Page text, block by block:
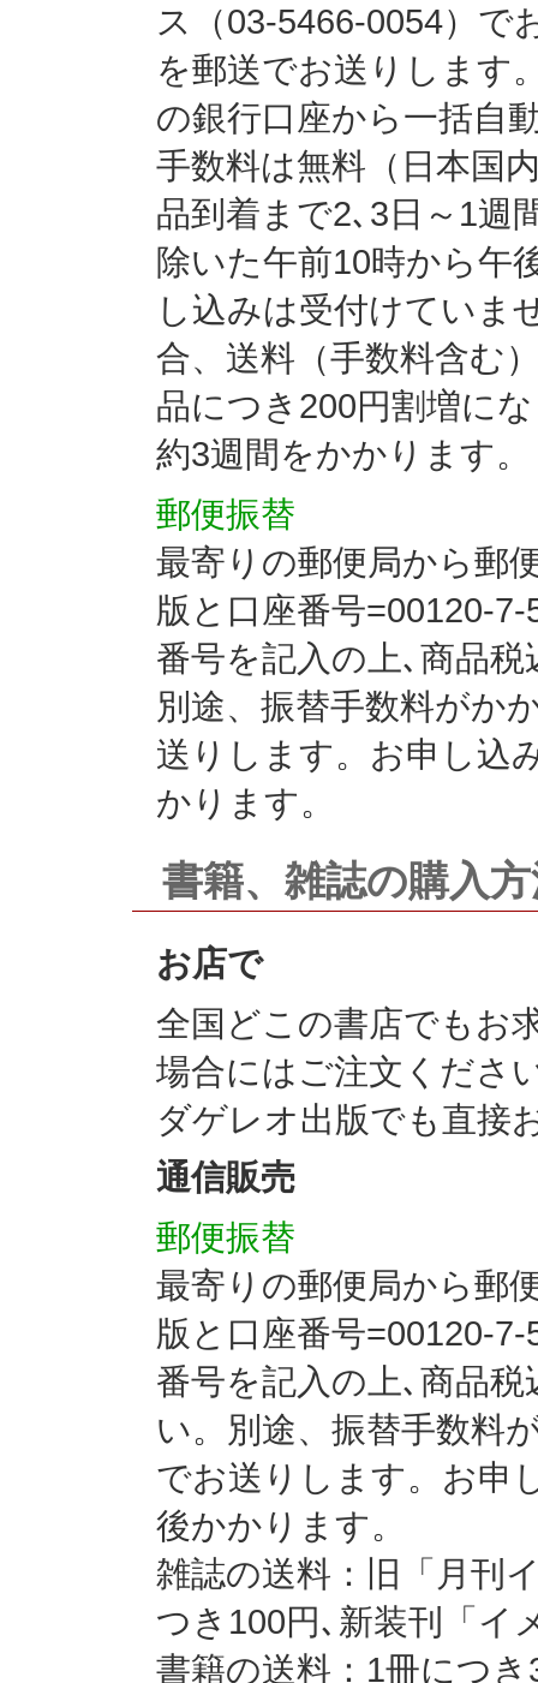
ス（03-5466-0054）で
を郵送でお送りします
の銀行口座から一括自
手数料は無料（日本国
品到着まで2､3日～1週
除いた午前10時から午
し込みは受付けていま
合、送料（手数料含む
品につき200円割増に
約3週間をかかります。
郵便振替
最寄りの郵便局から郵
版と口座番号=00120-
番号を記入の上､商品
別途、振替手数料がか
送りします。お申し込
かります。
書籍、雑誌の購入
お店で
全国どこの書店でもお
場合にはご注文くださ
ダゲレオ出版でも直接
通信販売
郵便振替
最寄りの郵便局から郵
版と口座番号=00120-
番号を記入の上､商品
い。別途、振替手数料
でお送りします。お申
後かかります。
雑誌の送料：旧「月刊
つき100円､新装刊「イ
書籍の送料：1冊につき